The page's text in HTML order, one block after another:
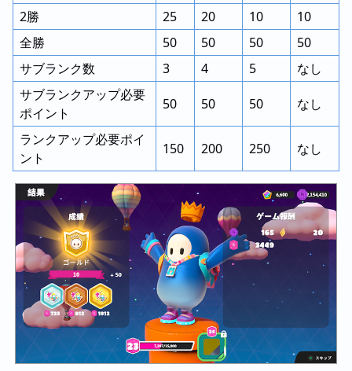
2勝
25 20 10
10
全勝
50 50 50
50
サブランク数
3 4 5
なし
サブランクアップ必要
ポイント
50 50 50 なし
ランクアップ必要ポイ
ント
150 200 250 なし